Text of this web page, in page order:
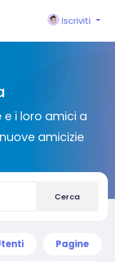
Iscriviti
e i loro amici a
amicizie
Cerca
Pagine